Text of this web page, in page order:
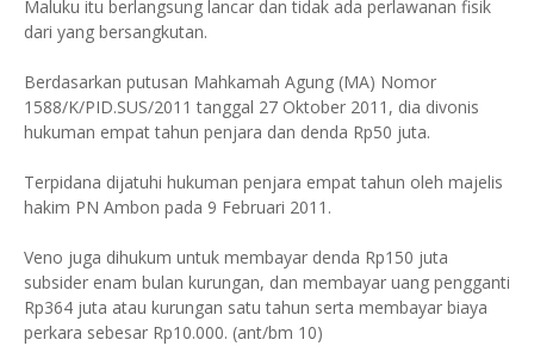
Maluku itu berlangsung lancar dan tidak ada perlawanan fisik
dari yang bersangkutan.
Berdasarkan putusan Mahkamah Agung (MA) Nomor
1588/K/PID.SUS/2011 tanggal 27 Oktober 2011, dia divonis
hukuman empat tahun penjara dan denda Rp50 juta.
Terpidana dijatuhi hukuman penjara empat tahun oleh majelis
hakim PN Ambon pada 9 Februari 2011.
Veno juga dihukum untuk membayar denda Rp150 juta
subsider enam bulan kurungan, dan membayar uang pengganti
Rp364 juta atau kurungan satu tahun serta membayar biaya
perkara sebesar Rp10.000. (ant/bm 10)